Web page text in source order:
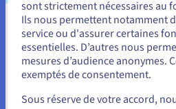
une relation plus directe avec les
Vous semblez être
Unis.
Pour commander, rendez-vous sur le
sont strictement nécessaires au
Ils nous permettent notamment
service ou d'assurer certaines
essentielles. D’autres nous
mesures d’audience anonymes.
exemptés de consentement.
Sous réserve de votre accord,